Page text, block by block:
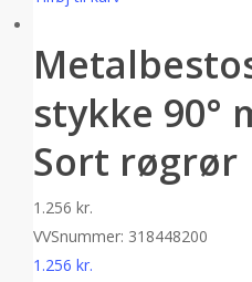
stykke 90°
Sort røgrør
1.256 kr.
VVSnummer: 318448200
1.256 kr.